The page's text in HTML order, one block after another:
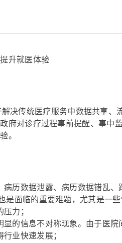
升就医体验
决传统医疗服务中数据共享、
府对诊疗过程事前提醒、事中
。
历数据泄露、病历数据错乱
面临的重要难题，尤其是一
力；
的信息不对称现象。由于医院
业快速发展；